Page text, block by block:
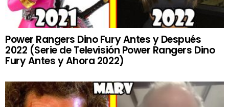
Power Rangers Dino Fury Antes y Después
2022 (Serie de Televisión Power Rangers Dino
Fury Antes y Ahora 2022)